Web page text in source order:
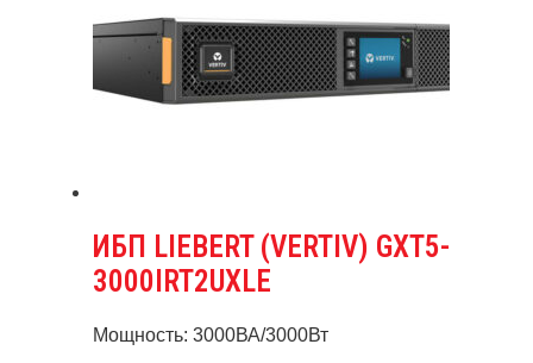
ИБП LIEBERT (VERTIV) GXT5-
3000IRT2UXLE
Мощность: 3000ВА/3000Вт